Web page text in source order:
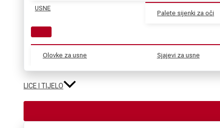
USNE
Olovke za usne Sjajevi za usne
Palete sijenki za oči
LICE I TIJELO